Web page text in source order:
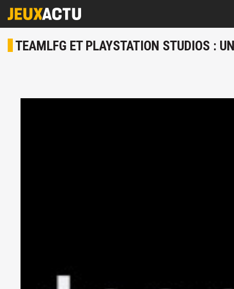
TEAMLFG ET PLAYSTATION STUDIOS :